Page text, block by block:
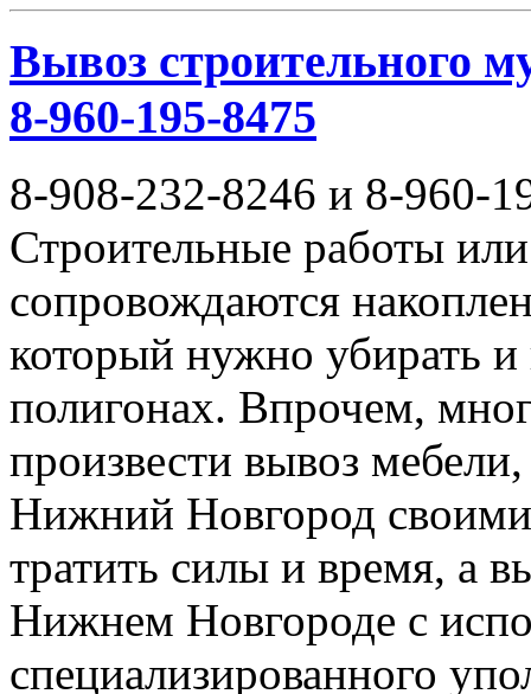
Вывоз строительного
8-960-195-8475
8-908-232-8246 и 8-960-
Строительные работы
сопровождаются
который нужно убирать
полигонах. Впрочем,
произвести вывоз
Нижний Новгород
тратить силы и время, а
Нижнем Новгороде с
специализированного